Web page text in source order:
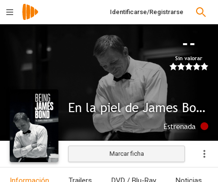
Identificarse/Registrarse
--
Sin valorar
En la piel de James Bond
Estrenada
Marcar ficha